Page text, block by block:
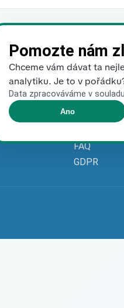
Navigace
Blog
O nás
FAQ
GDPR
Pomozte nám
Chceme vám dávat ta
analytiku. Je to v
Data zpracováváme v
Ano